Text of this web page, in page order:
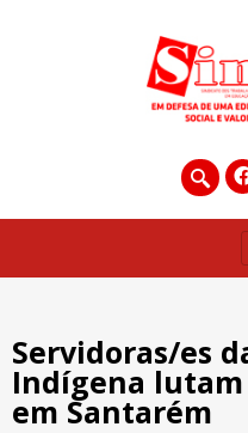
Servidoras/es
Indígena
em Santarém